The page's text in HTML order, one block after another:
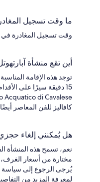
ما وقت تسجيل
وقت تسجيل المغادرة في 9:30 صباحا.
أين تقع منشأة
توجد هذه الإقامة
كافاليز للفن المعاصر أيضًا
هل يُمكنني إلغاء
نعم، تسمح هذه المنشأة
مختارة من أسعار الغرف،
يُرجى الرجوع إلى سياسة
لمعرفة المزيد من